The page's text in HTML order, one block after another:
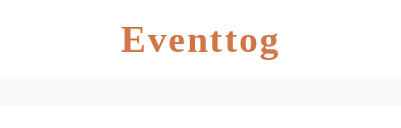
Eventtog